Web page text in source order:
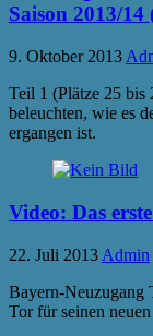
Saison 2013/14
9. Oktober 2013
Teil 1 (Plätze 25 bis
beleuchten, wie es
ergangen ist.
Video: Das
22. Juli 2013 Admin
Bayern-Neuzugang
Tor für seinen